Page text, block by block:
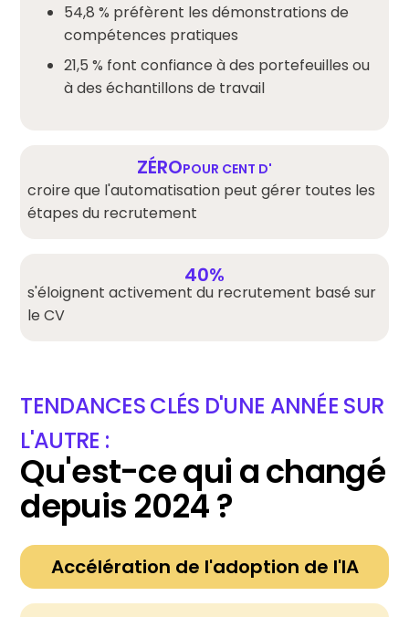
54,8 % préfèrent les démonstrations de
compétences pratiques
21,5 % font confiance à des portefeuilles ou
à des échantillons de travail
ZÉROPOUR CENT D'
croire que l'automatisation peut gérer toutes les
étapes du recrutement
40%
s'éloignent activement du recrutement basé sur
le CV
TENDANCES CLÉS D'UNE ANNÉE SUR
L'AUTRE :
Qu'est-ce qui a changé
depuis 2024 ?
Accélération de l'adoption de l'IA